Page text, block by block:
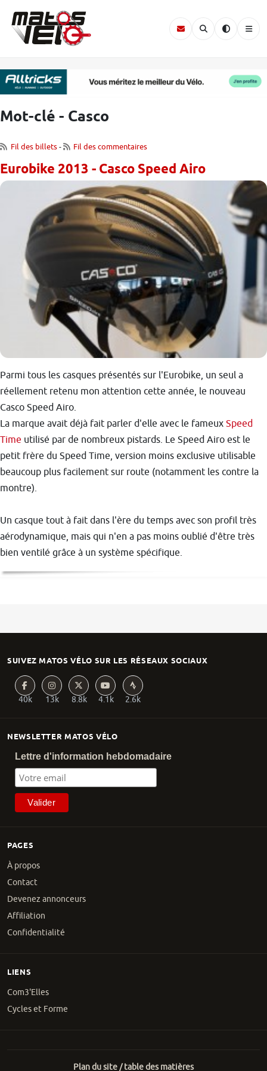
Mot-clé - Casco
Fil des billets- Fil des commentaires
Eurobike 2013 - Casco Speed Airo
Parmi tous les casques présentés sur l'Eurobike, un seul a
réellement retenu mon attention cette année, le nouveau
Casco Speed Airo.
La marque avait déjà fait parler d'elle avec le fameux Speed
Time utilisé par de nombreux pistards. Le Speed Airo est le
petit frère du Speed Time, version moins exclusive utilisable
beaucoup plus facilement sur route (notamment les contre la
montre).
Un casque tout à fait dans l'ère du temps avec son profil très
aérodynamique, mais qui n'en a pas moins oublié d'être très
bien ventilé grâce à un système spécifique.
PAGES
À propos
Contact
Devenez annonceurs
Affiliation
Confidentialité
NEWSLETTER MATOS VÉLO
Lettre d'information hebdomadaire
SUIVEZ MATOS VÉLO SUR LES RÉSEAUX SOCIAUX
40k 13k 8.8k 4.1k 2.6k
LIENS
Com3'Elles
Cycles et Forme
Plan du site / table des matières